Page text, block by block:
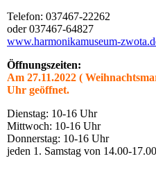
Telefon: 037467-22262
oder 037467-64827
www.harmonikamuseum-
Öffnungszeiten:
Am 27.11.2022 (
Uhr geöffnet.
Dienstag: 10-16 Uhr
Mittwoch: 10-16 Uhr
Donnerstag: 10-16 Uhr
jeden 1. Samstag von 14.00-